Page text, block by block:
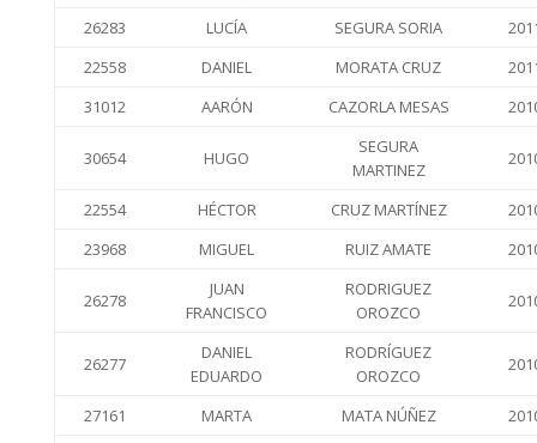
26283 LUCÍA SEGURA SORIA
22558
DANIEL MORATA CRUZ
31012
AARÓN CAZORLA MESAS
30654 HUGO
SEGURA
MARTINEZ
22554 HÉCTOR CRUZ MARTÍNEZ
23968
MIGUEL RUIZ AMATE
26278
JUAN
FRANCISCO
RODRIGUEZ
OROZCO
26277
DANIEL
EDUARDO
RODRÍGUEZ
OROZCO
27161 MARTA MATA NÚÑEZ